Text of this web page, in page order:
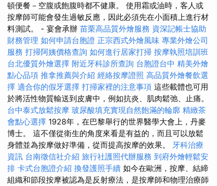
頓便餐－空腹或飽腹時都不健康。 使用霜或油時，客人或
按摩師可能會發生過敏反應，因此必須先在小面積上進行材
料測試。 - 宴會承辦 苗栗高品質外燴服務 資深記帳士協助
財務管理 如何申請台胞證 正宗西式外燴風味 專業外燴公司
服務 打掃阿姨價格查詢 如何進行居家打掃 按摩執照培訓班
台北優質外燴選擇 附近牙科診所查詢 台胞證台中 精美外燴
點心品項 推拿推薦與介紹 經絡按摩證照 高品質外燴餐飲選
擇 適合你的假牙選擇 打掃家裡的注意事項 這些載體也可用
於將活性物質輸送到皮膚中，例如抗炎、肌肉鬆弛、止痛。
台中泰式放鬆按摩 玻尿酸填充實現自然飽滿的輪廓 精緻茶
會點心選擇 1928年，在巴黎舉行的世界醫學大會上，丹麥
博士。 這不僅從衛生的角度來看是有益的，而且可以放鬆
身體並為按摩做好準備，從而提高按摩的效果。 牙科治療
資訊 台南徵信社介紹 旅行社護照代辦服務 到府外燴輕鬆安
排 卡式台胞證介紹 換發護照手續 如今在歐洲，按摩、結締
組織和節段按摩被認為是反射療法，是按摩師和物理治療師